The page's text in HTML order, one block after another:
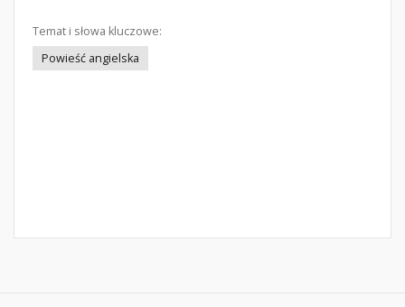
Temat i słowa kluczowe:
Powieść angielska